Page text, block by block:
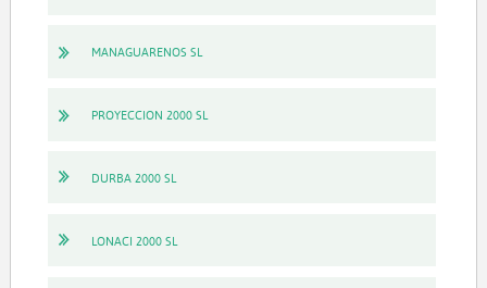
MANAGUARENOS SL
PROYECCION 2000 SL
DURBA 2000 SL
LONACI 2000 SL